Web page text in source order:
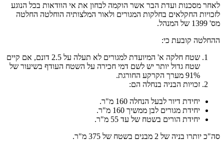
לאחר מסכנות ועדת הבר אשר הוקמה לבחון את אי הוודאות בכל הנוגע
לזכויות החקלאים בחלקות המגורים ולאור המלצותיה הוחלטה החלטה
מס' 1399 של המנהל.
ההחלטה קובעת כי:
שטח חלקה א' המיועדת למגורים לא תעלה על 2.5 דונם, אם קיים
שטח גדול יותר יש לשם דמי חכירה על השטח העודף בשיעור של
91% מערך הקרקע החורגת.
זכויות הבניה בנחלה הם:
יחידת דיור לבעל הנחלה 160 מ"ר.
יחידת מגורים לבן ממשיך 160 מ"ר.
יחידת הורים בשטח של עד 55 מ"ר.
סה"כ יותרו בניה של 2 מבנים בשטח של 375 מ"ר.